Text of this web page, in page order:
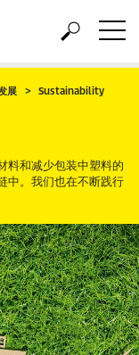
展
Sustainability
料和减少包装中塑料的
中。我们也在不断践行